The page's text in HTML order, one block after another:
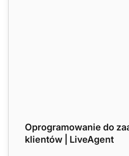
Oprogramowanie do
klientów | LiveAgent